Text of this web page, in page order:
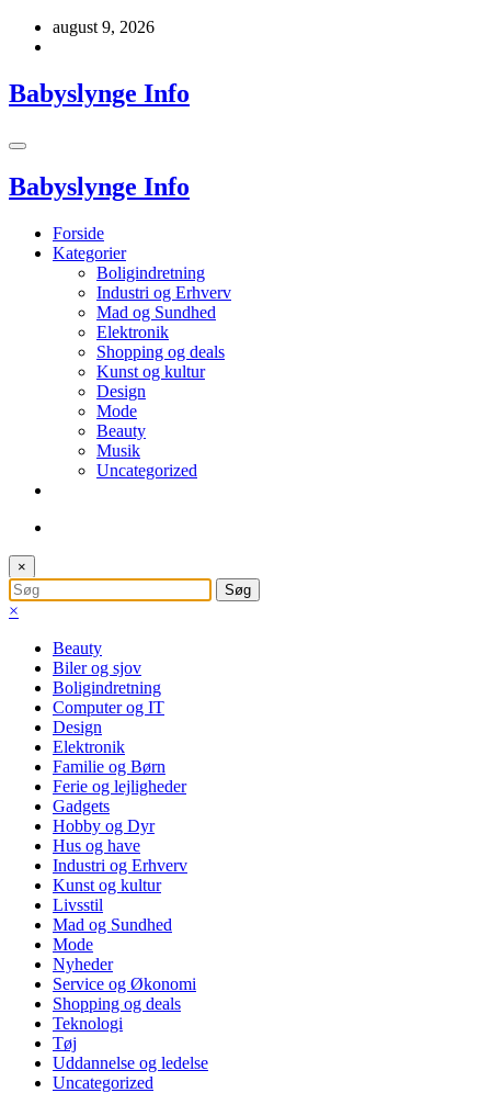
Videreaugust 9, 2026
Babyslynge Info
Babyslynge Info
Forside
Kategorier
Boligindretning
Industri og Erhverv
Mad og Sundhed
Elektronik
Shopping og deals
Kunst og kultur
Design
Mode
Beauty
Musik
Uncategorized
×
×
Beauty
Biler og sjov
Boligindretning
Computer og IT
Design
Elektronik
Familie og Børn
Ferie og lejligheder
Gadgets
Hobby og Dyr
Hus og have
Industri og Erhverv
Kunst og kultur
Livsstil
Mad og Sundhed
Mode
Nyheder
Service og Økonomi
Shopping og deals
Teknologi
Tøj
Uddannelse og ledelse
Uncategorized